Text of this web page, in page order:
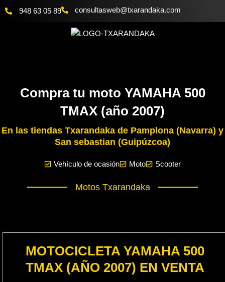
948 63 05 89 moc.akadnaraxt
@bewsatlusnoc
Compra tu moto YAMAHA 500
TMAX (año 2007)
En las tiendas Txarandaka de Pamplona (Navarra) y
San sebastian (Guipúzcoa)
Vehículo de ocasión Moto Scooter
Motos Txarandaka
MOTOCICLETA YAMAHA 500
TMAX (AÑO 2007) EN VENTA